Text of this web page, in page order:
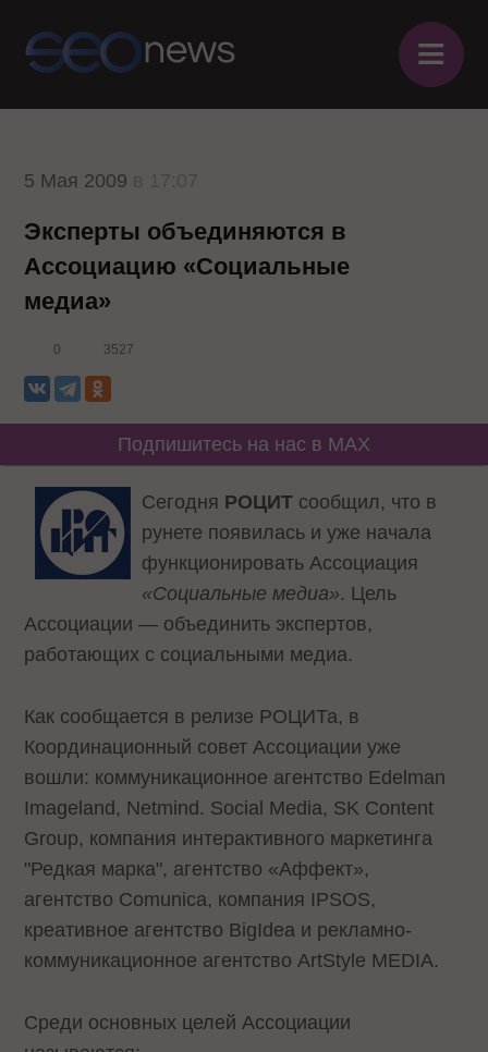
≡
5 Мая 2009
Эксперты объединяются в
Ассоциацию «Социальные
медиа»
0 3527
Подпишитесь на нас в MAX
Сегодня РОЦИТ сообщил , что в
рунете появилась и уже начала
функционировать Ассоциация
«Социальные медиа». Цель
Ассоциации — объединить экспертов,
работающих с социальными медиа.
Как сообщается в релизе РОЦИТа, в
Координационный совет Ассоциации уже
вошли: коммуникационное агентство Edelman
Imageland, Netmind. Social Media, SK Content
Group, компания интерактивного маркетинга
"Редкая марка", агентство «Аффект»,
агентство Comunica, компания IPSOS,
креативное агентство BigIdea и рекламно-
коммуникационное агентство ArtStyle MEDIA.
Среди основных целей Ассоциации